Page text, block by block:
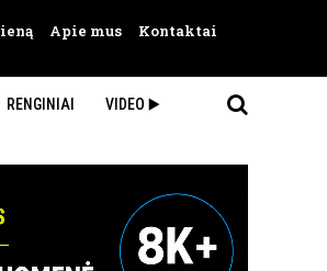
Apie mus Kontaktai
RENGINIAI VIDEO ▶️